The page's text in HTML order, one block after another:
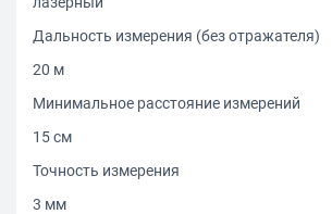
Дальность измерения (без отражателя)
20 м
Минимальное расстояние измерений
15 см
Точность измерения
3 мм